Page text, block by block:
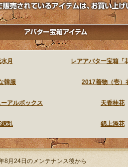
ゲームをよりいっそうお楽しみいただくた
いるアイテムは、お買い上げいただかなく
月 レアアバター宝箱「
韓服 2017着物（壱）
アルボックス 天香桂花
乱 錦上添花
8月24日のメンテナンス後から